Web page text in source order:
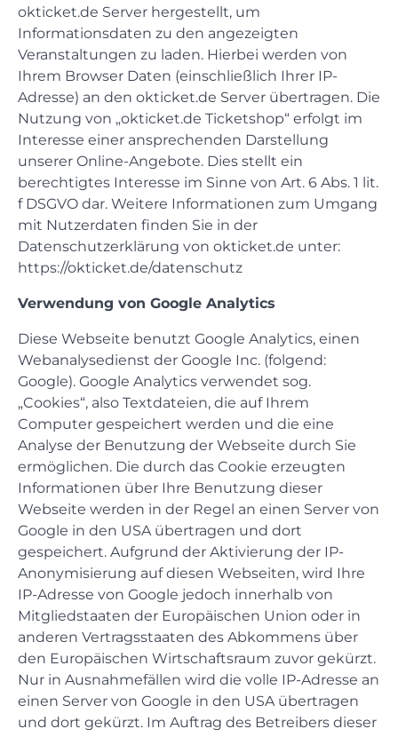
okticket.de Server hergestellt, um
Informationsdaten zu den angezeigten
Veranstaltungen zu laden. Hierbei werden von
Ihrem Browser Daten (einschließlich Ihrer IP-
Adresse) an den okticket.de Server übertragen. Die
Nutzung von „okticket.de Ticketshop“ erfolgt im
Interesse einer ansprechenden Darstellung
unserer Online-Angebote. Dies stellt ein
berechtigtes Interesse im Sinne von Art. 6 Abs. 1 lit.
f DSGVO dar. Weitere Informationen zum Umgang
mit Nutzerdaten finden Sie in der
Datenschutzerklärung von okticket.de unter:
https://okticket.de/datenschutz
Verwendung von Google Analytics
Diese Webseite benutzt Google Analytics, einen
Webanalysedienst der Google Inc. (folgend:
Google). Google Analytics verwendet sog.
„Cookies“, also Textdateien, die auf Ihrem
Computer gespeichert werden und die eine
Analyse der Benutzung der Webseite durch Sie
ermöglichen. Die durch das Cookie erzeugten
Informationen über Ihre Benutzung dieser
Webseite werden in der Regel an einen Server von
Google in den USA übertragen und dort
gespeichert. Aufgrund der Aktivierung der IP-
Anonymisierung auf diesen Webseiten, wird Ihre
IP-Adresse von Google jedoch innerhalb von
Mitgliedstaaten der Europäischen Union oder in
anderen Vertragsstaaten des Abkommens über
den Europäischen Wirtschaftsraum zuvor gekürzt.
Nur in Ausnahmefällen wird die volle IP-Adresse an
einen Server von Google in den USA übertragen
und dort gekürzt. Im Auftrag des Betreibers dieser